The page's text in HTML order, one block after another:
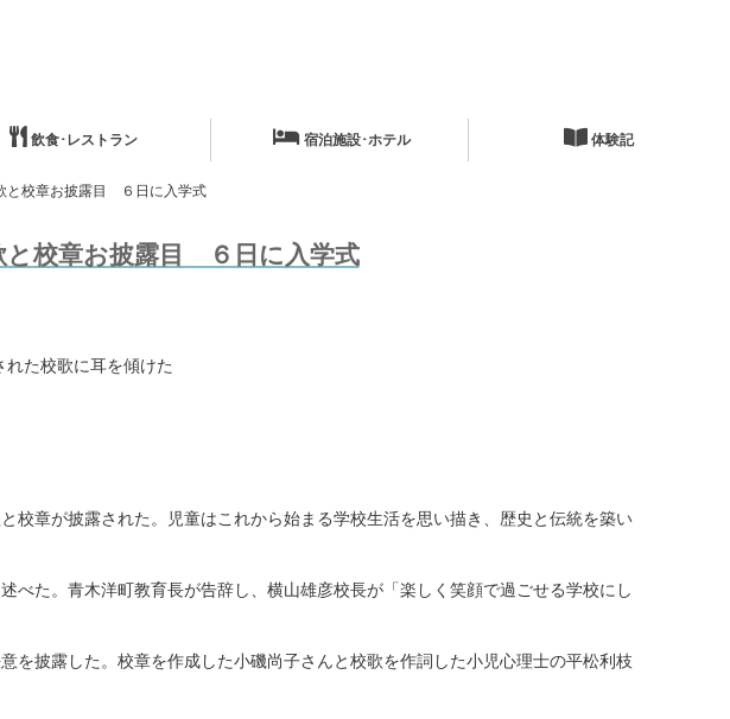
飲食･レストラン 宿泊施設･ホテル 体験記
と校章お披露目 ６日に入学式
校章お披露目 ６日に入学式
た校歌に耳を傾けた
章が披露された。児童はこれから始まる学校生活を思い描き、歴史と伝統を築い
た。青木洋町教育長が告辞し、横山雄彦校長が「楽しく笑顔で過ごせる学校にし
披露した。校章を作成した小磯尚子さんと校歌を作詞した小児心理士の平松利枝